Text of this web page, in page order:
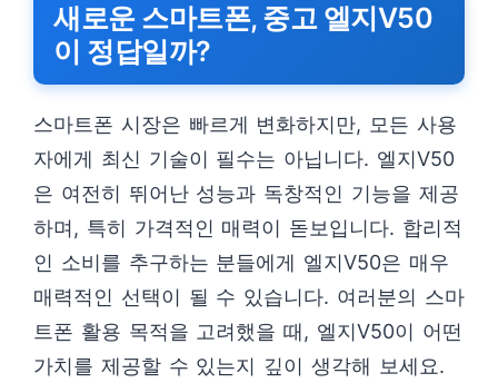
새로운 스마트폰, 중고 엘지V50
이 정답일까?
스마트폰 시장은 빠르게 변화하지만, 모든 사용
자에게 최신 기술이 필수는 아닙니다. 엘지V50
은 여전히 뛰어난 성능과 독창적인 기능을 제공
하며, 특히 가격적인 매력이 돋보입니다. 합리적
인 소비를 추구하는 분들에게 엘지V50은 매우
매력적인 선택이 될 수 있습니다. 여러분의 스마
트폰 활용 목적을 고려했을 때, 엘지V50이 어떤
가치를 제공할 수 있는지 깊이 생각해 보세요.